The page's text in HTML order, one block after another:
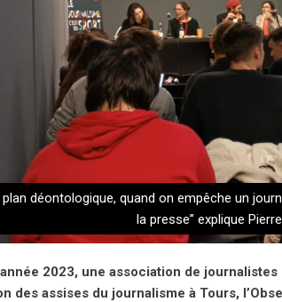
plan déontologique, quand on empêche un
la presse” explique
2023, une association de
des assises du journalisme à Tours,